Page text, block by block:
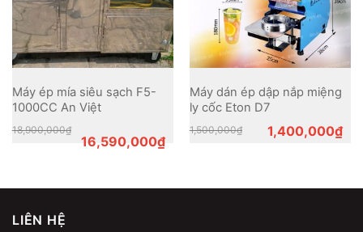
Máy ép mía siêu sạch F5-
1000CC An Việt
18,900,000₫
price
was:
16,590,000₫
price
is:
Máy dán ép dập nắp miệng
ly cốc Eton D7
1,500,000₫
Original
price1,400,000₫
Current
price
LIÊN HỆ